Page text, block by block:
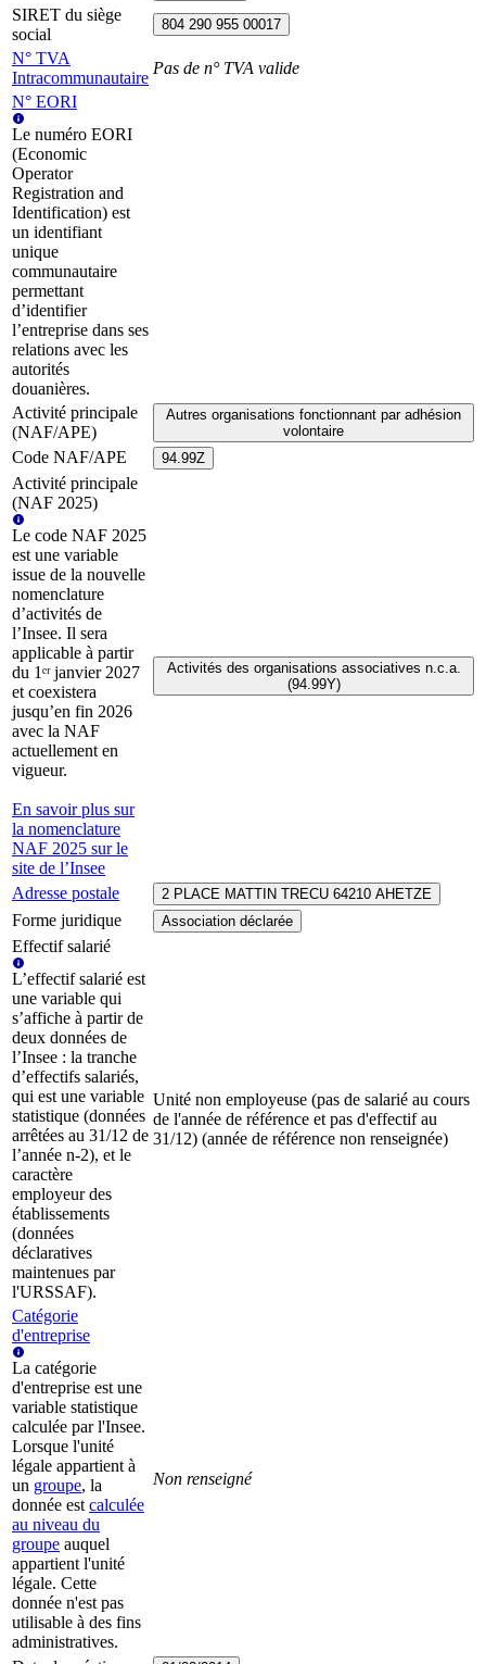
SIRET du siège
social
804 290 955 00017
N° TVA
Intracommunautaire
Pas de n° TVA valide
N° EORI
Le numéro EORI
(Economic
Operator
Registration and
Identification) est
un identifiant
unique
communautaire
permettant
d’identifier
l’entreprise dans ses
relations avec les
autorités
douanières.
Activité principale
(NAF/APE)
Autres organisations fonctionnant par adhésion
volontaire
Code NAF/APE 94.99Z
Activité principale
(NAF 2025)
Le code NAF 2025
est une variable
issue de la nouvelle
nomenclature
d’activités de
l’Insee. Il sera
applicable à partir
du 1ᵉʳ janvier 2027
et coexistera
jusqu’en fin 2026
avec la NAF
actuellement en
vigueur.
En savoir plus sur
la nomenclature
NAF 2025 sur le
site de l’Insee
Activités des organisations associatives n.c.a.
(94.99Y)
Adresse postale 2 PLACE MATTIN TRECU 64210 AHETZE
Forme juridique Association déclarée
Effectif salarié
L’effectif salarié est
une variable qui
s’affiche à partir de
deux données de
l’Insee : la tranche
d’effectifs salariés,
qui est une variable
statistique (données
arrêtées au 31/12 de
l’année n-2), et le
caractère
employeur des
établissements
(données
déclaratives
maintenues par
l'URSSAF).
Unité non employeuse (pas de salarié au cours
de l'année de référence et pas d'effectif au
31/12) (année de référence non renseignée)
Catégorie
d'entreprise
La catégorie
d'entreprise est une
variable statistique
calculée par l'Insee.
Lorsque l'unité
légale appartient à
un groupe, la
donnée est calculée
au niveau du
groupe auquel
appartient l'unité
légale. Cette
donnée n'est pas
utilisable à des fins
administratives.
Non renseigné